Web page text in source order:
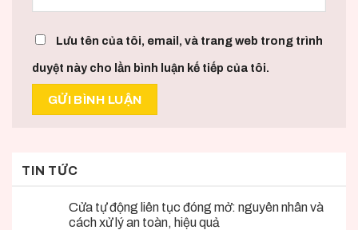
Lưu tên của tôi, email, và trang web trong trình
duyệt này cho lần bình luận kế tiếp của tôi.
TIN TỨC
Cửa tự động liên tục đóng mở: nguyên nhân và
cách xử lý an toàn, hiệu quả